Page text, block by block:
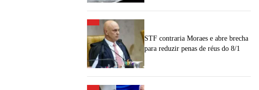
STF contraria Moraes e abre brecha
para reduzir penas de réus do 8/1